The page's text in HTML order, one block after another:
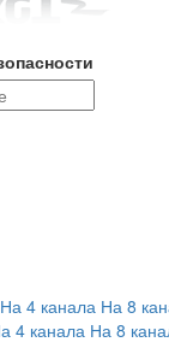
На 4 канала На 8
4 канала На 8